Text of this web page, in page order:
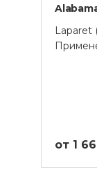
Laparet
от 1